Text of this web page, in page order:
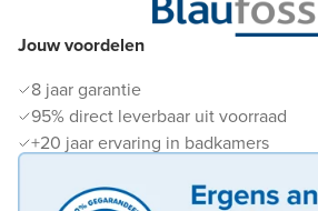
Jouw voordelen
8 jaar garantie
95% direct leverbaar uit voorraad
+20 jaar ervaring in badkamers